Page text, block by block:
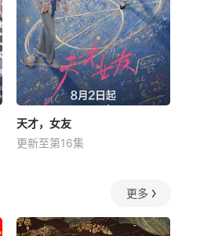
天才，女友
更新至第16集
更多